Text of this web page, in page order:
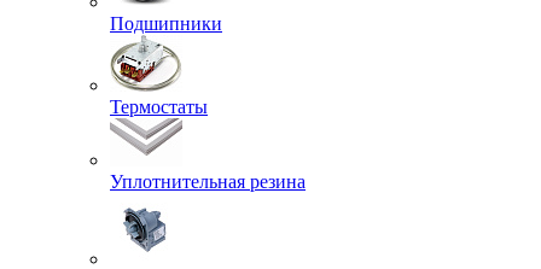
Подшипники
Термостаты
Уплотнительная резина